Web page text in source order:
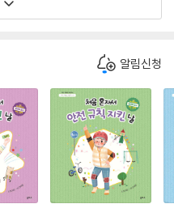
알림신청